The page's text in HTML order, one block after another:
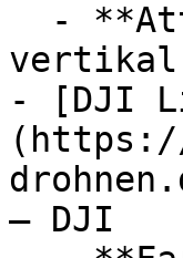
vertikal,
- [DJI
(https://
— DJI